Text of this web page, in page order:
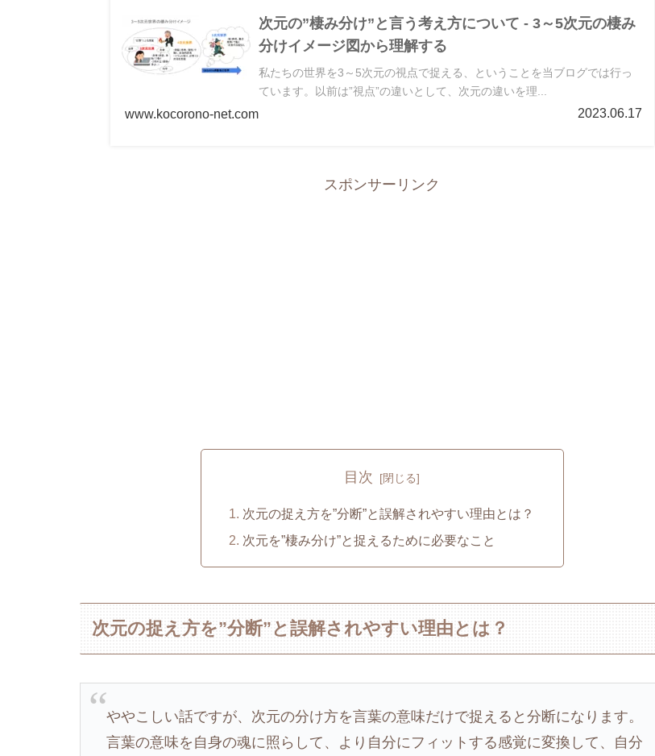
次元の”棲み分け”と言う考え方について - 3～5次元の棲み
分けイメージ図から理解する
私たちの世界を3～5次元の視点で捉える、ということを当ブログでは行っ
ています。以前は”視点”の違いとして、次元の違いを理...
www.kocorono-net.com 2023.06.17
スポンサーリンク
目次
次元の捉え方を”分断”と誤解されやすい理由とは？
次元を”棲み分け”と捉えるために必要なこと
次元の捉え方を”分断”と誤解されやすい理由とは？
ややこしい話ですが、次元の分け方を言葉の意味だけで捉えると分断になります。
言葉の意味を自身の魂に照らして、より自分にフィットする感覚に変換して、自分